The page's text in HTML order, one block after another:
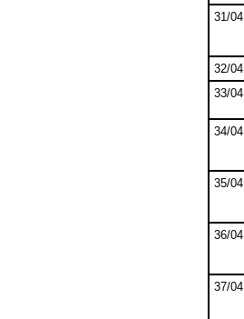
31/04
32/04
33/04
34/04
35/04
36/04
37/04